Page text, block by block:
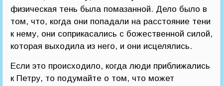
физическая тень была помазанной. Дело было в
том, что, когда они попадали на расстояние тени
к нему, они соприкасались с божественной силой,
которая выходила из него, и они исцелялись.
Если это происходило, когда люди приближались
к Петру, то подумайте о том, что может